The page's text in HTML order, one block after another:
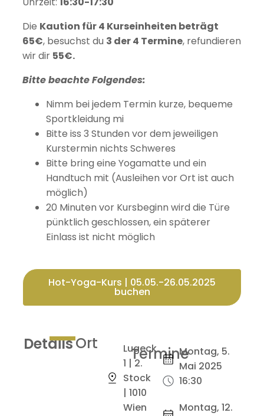
Die Kaution für 4 Kurseinheiten beträgt
65€, besuchst du 3 der 4 Termine, refundieren
wir dir 55€.
Bitte beachte Folgendes:
Nimm bei jedem Termin kurze, bequeme
Sportkleidung mi
Bitte iss 3 Stunden vor dem jeweiligen
Kurstermin nichts Schweres
Bitte bring eine Yogamatte und ein
Handtuch mit (Ausleihen vor Ort ist auch
möglich)
20 Minuten vor Kursbeginn wird die Türe
pünktlich geschlossen, ein späterer
Einlass ist nicht möglich
Hot-Yoga-Kurs | 05.05.-26.05.2025
buchen
DetailsOrt
Lugeck
1 | 2.
Stock
| 1010
Wien
TermineMontag, 5.
Mai 2025
16:30
Montag, 12.